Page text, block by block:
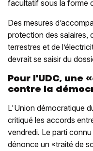
facultatif sous la forme
Des mesures
protection des salaires,
terrestres et de
devrait se saisir du
Pour l'UDC,
contre la
L'Union démocratique
critiqué les accords
vendredi. Le parti
dénonce un «traité de